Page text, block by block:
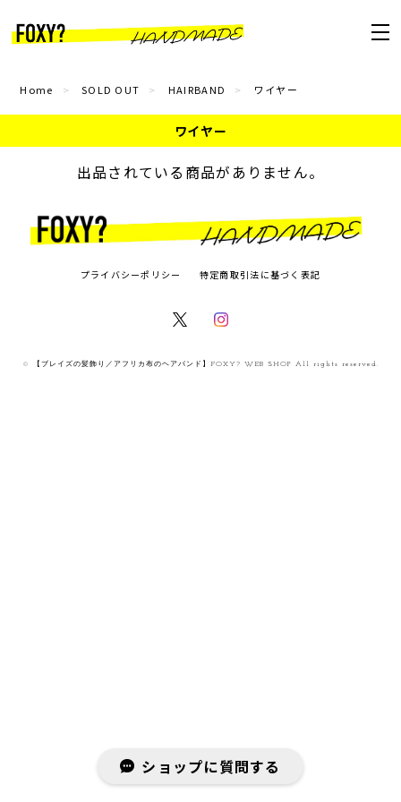
Home SOLD OUT HAIRBAND ワイヤー
ワイヤー
出品されている商品がありません。
プライバシーポリシー 特定商取引法に基づく表記
© 【ブレイズの髪飾り／アフリカ布のヘアバンド】FOXY? WEB SHOP All rights reserved.
ショップに質問する